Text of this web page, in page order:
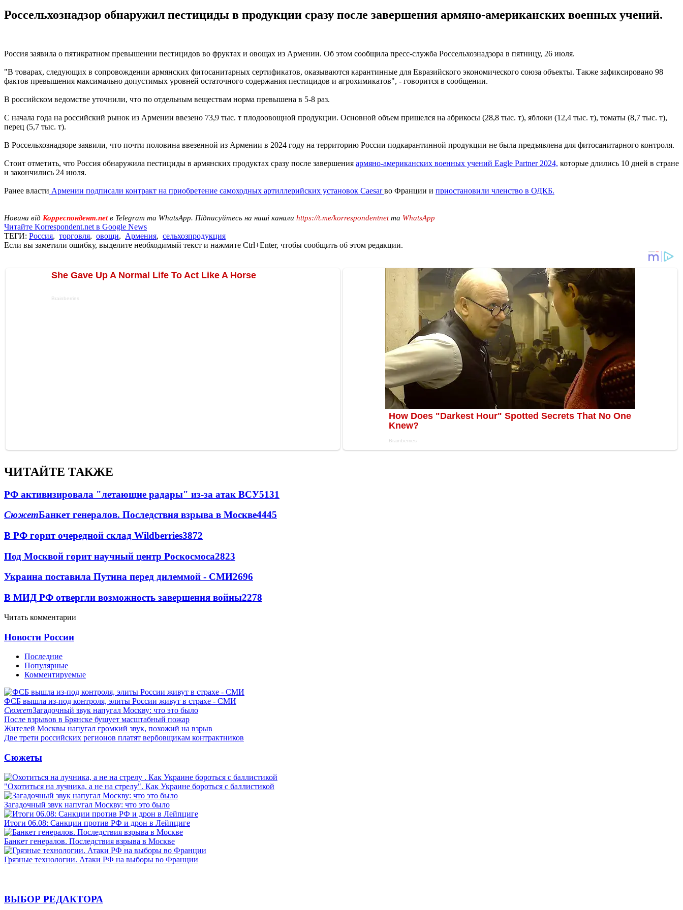
Россельхознадзор обнаружил пестициды в продукции сразу после завершения армяно-американских военных учений.
Россия заявила о пятикратном превышении пестицидов во фруктах и ​​овощах из Армении. Об этом сообщила пресс-служба Россельхознадзора в пятницу, 26 июля.
"В товарах, следующих в сопровождении армянских фитосанитарных сертификатов, оказываются карантинные для Евразийского экономического союза объекты. Также зафиксировано 98
фактов превышения максимально допустимых уровней остаточного содержания пестицидов и агрохимикатов", - говорится в сообщении.
В российском ведомстве уточнили, что по отдельным веществам норма превышена в 5-8 раз.
С начала года на российский рынок из Армении ввезено 73,9 тыс. т плодоовощной продукции. Основной объем пришелся на абрикосы (28,8 тыс. т), яблоки (12,4 тыс. т), томаты (8,7 тыс. т),
перец (5,7 тыс. т).
В Россельхознадзоре заявили, что почти половина ввезенной из Армении в 2024 году на территорию России подкарантинной продукции не была предъявлена ​​для фитосанитарного контроля.
Стоит отметить, что Россия обнаружила пестициды в армянских продуктах сразу после завершения армяно-американских военных учений Eagle Partner 2024, которые длились 10 дней в стране
и закончились 24 июля.
Ранее власти Армении подписали контракт на приобретение самоходных артиллерийских установок Caesarво Франции и приостановили членство в ОДКБ.
Новини від Корреспондент.netв Telegram та WhatsApp. Підписуйтесь на наші канали https://t.me/korrespondentnetта WhatsApp
Читайте Korrespondent.net в Google News
ТЕГИ: Россия, торговля, овощи, Армения, сельхозпродукция
Если вы заметили ошибку, выделите необходимый текст и нажмите Ctrl+Enter, чтобы сообщить об этом редакции.
ЧИТАЙТЕ ТАКЖЕ
РФ активизировала "летающие радары" из-за атак ВСУ5131
СюжетБанкет генералов. Последствия взрыва в Москве4445
В РФ горит очередной склад Wildberries3872
Под Москвой горит научный центр Роскосмоса2823
Украина поставила Путина перед дилеммой - СМИ2696
В МИД РФ отвергли возможность завершения войны2278
Читать комментарии
Новости России
Последние
Популярные
Комментируемые
ФСБ вышла из-под контроля, элиты России живут в страхе - СМИ
СюжетЗагадочный звук напугал Москву: что это было
После взрывов в Брянске бушует масштабный пожар
Жителей Москвы напугал громкий звук, похожий на взрыв
Две трети российских регионов платят вербовщикам контрактников
Сюжеты
"Охотиться на лучника, а не на стрелу". Как Украине бороться с баллистикой
Загадочный звук напугал Москву: что это было
Итоги 06.08: Санкции против РФ и дрон в Лейпциге
Банкет генералов. Последствия взрыва в Москве
Грязные технологии. Атаки РФ на выборы во Франции
ВЫБОР РЕДАКТОРА